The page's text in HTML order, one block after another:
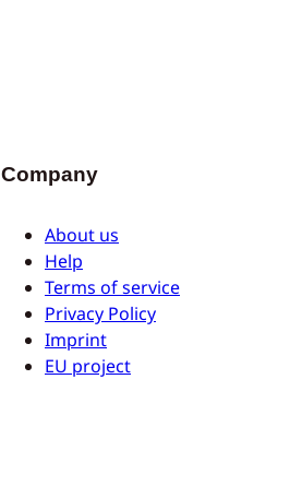
Company
About us
Help
Terms of service
Privacy Policy
Imprint
EU project